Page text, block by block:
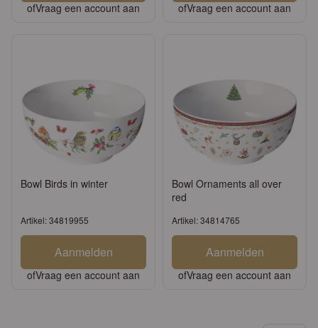
ofVraag een account aan ofVraag een account aan
Bowl Birds in winter
Artikel: 34819955
Aanmelden
ofVraag een account aan
Bowl Ornaments all over
red
Artikel: 34814765
Aanmelden
ofVraag een account aan